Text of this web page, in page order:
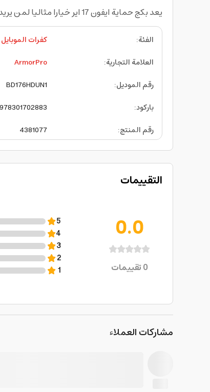
يعد بكج حماية ايفون 17 اير خيارا مثاليا لمن يريد جراب ايفون شفاف مع حماية متكاملة للشاشة والكاميرا ضمن مجموعة واحدة.
الفئة:
كفرات
العلامة التجارية:
ArmorPro
رقم الموديل:
BD176HDUN1
باركود:
رقم المنتج:
4381077
التقييمات
0.0
0تقييمات
5
4
3
2
1
مشاركات العملاء